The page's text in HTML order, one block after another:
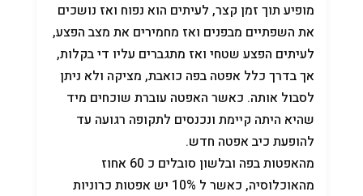
מופיע תוך זמן קצר, לעיתים הוא נפוח ואז נושכים
את השפתיים מבפנים ואז מחמירים את מצב הפצע,
לעיתים הפצע שטחי ואז מתגברים עליו די בקלות,
אך בדרך כלל אפטה בפה כואבת, מציקה ולא ניתן
לסבול אותה. כאשר האפטה עוברת שוכחים מיד
שהיא היתה קיימת ונכנסים לתקופה רגועה עד
להופעת כיב אפטה חדש.
מהאפטות בפה ובלשון סובלים כ 60 אחוז
מהאוכלוסיה, כאשר ל 10% יש אפטות כרוניות